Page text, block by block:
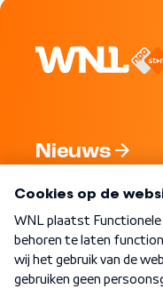
Nieuws
Nieuwsbrief
Word Lid